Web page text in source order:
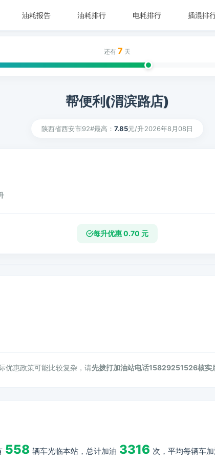
油耗报告 油耗排行 电耗排行 插混排
还有 7 天
帮便利(渭滨路店)
陕西省西安市92#最高： 7.85元/升2026年8月08日
每升优惠 0.70 元
优惠政策可能比较复杂，请先拨打加油站电话15829251526核实
558 辆车光临本站，总计加油 3316 次，平均每辆车